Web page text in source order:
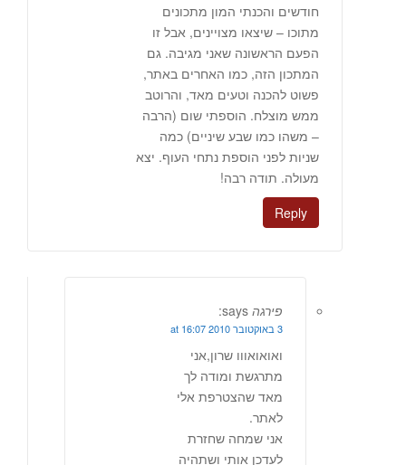
חודשים והכנתי המון מתכונים
מתוכו – שיצאו מצויינים, אבל זו
הפעם הראשונה שאני מגיבה. גם
המתכון הזה, כמו האחרים באתר,
פשוט להכנה וטעים מאד, והרוטב
ממש מוצלח. הוספתי שום (הרבה
– משהו כמו שבע שיניים) כמה
שניות לפני הוספת נתחי העוף. יצא
מעולה. תודה רבה!
Reply
פירגה says:
3 באוקטובר 2010 at 16:07
ואואואווו שרון,אני
מתרגשת ומודה לך
מאד שהצטרפת אלי
לאתר.
אני שמחה שחזרת
לעדכן אותי ושתהיה